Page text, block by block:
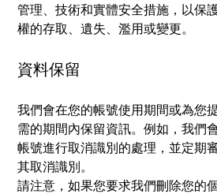
管理、技術和實體安全措施，以保
權的存取、遺失、濫用或變更。
資料保留
我們會在您的帳號使用期間或為您
需的期間內保留資訊。例如，我們
帳號進行取消識別的處理，並定期
其取消識別。
請注意，如果您要求我們刪除您的